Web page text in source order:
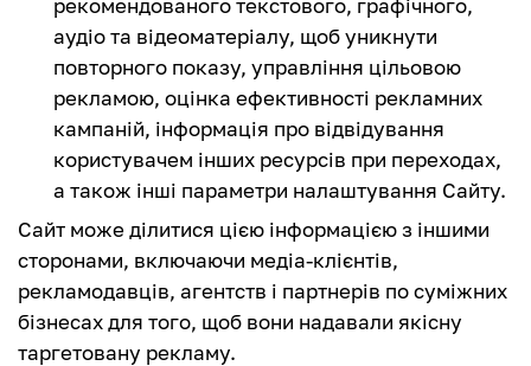
аудіо та відеоматеріалу, щоб уникнути
повторного показу, управління цільовою
рекламою, оцінка ефективності рекламних
кампаній, інформація про відвідування
користувачем інших ресурсів при переходах,
а також інші параметри налаштування Сайту.
Сайт може ділитися цією інформацією з іншими
сторонами, включаючи медіа-клієнтів,
рекламодавців, агентств і партнерів по суміжних
бізнесах для того, щоб вони надавали якісну
таргетовану рекламу.